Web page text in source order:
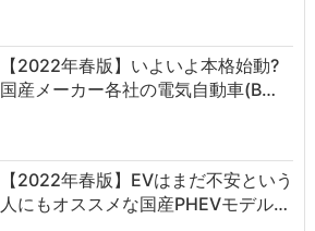
【2022年春版】いよいよ本格始動?
国産メーカー各社の電気自動車(B…
【2022年春版】EVはまだ不安という
人にもオススメな国産PHEVモデル…